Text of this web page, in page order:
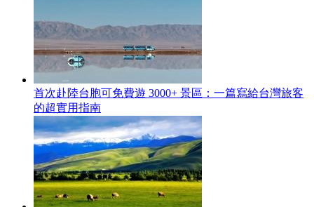
首次赴陸台胞可免費遊 3000+ 景區：一篇寫給台灣旅客
的超實用指南